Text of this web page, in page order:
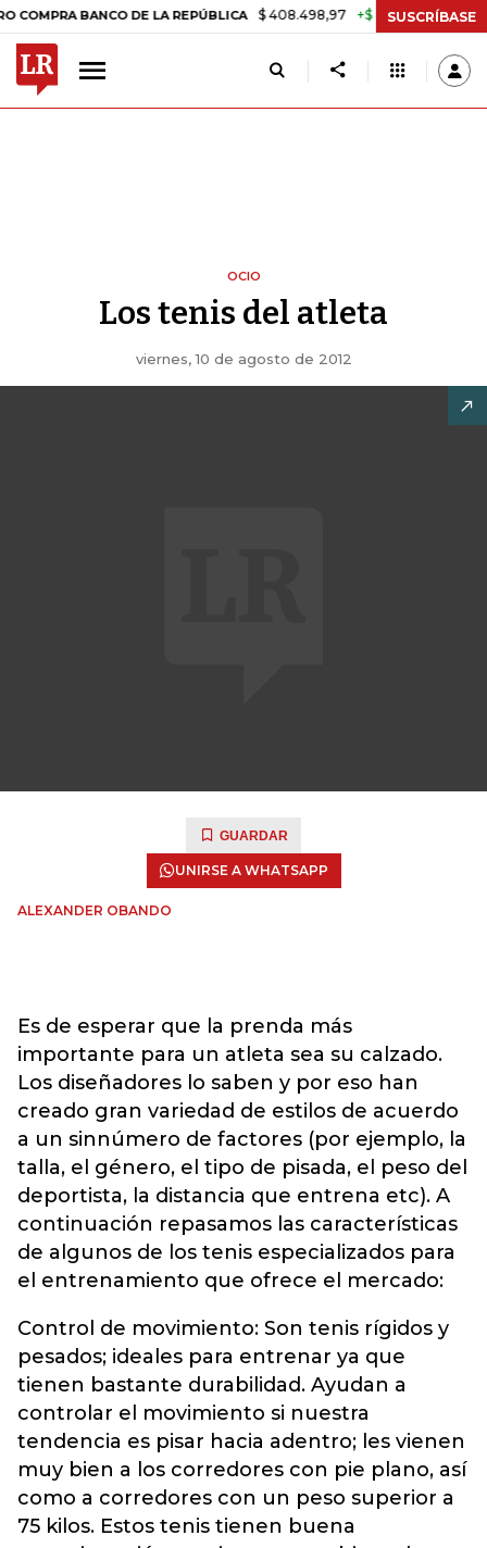
BANCO DE LA REPÚBLICA $ 408.498,97 +$ 8.753,81 +2,19%
SUSCRÍBASE
OCIO
Los tenis del atleta
viernes, 10 de agosto de 2012
GUARDAR
UNIRSE A WHATSAPP
ALEXANDER OBANDO
Es de esperar que la prenda más
importante para un atleta sea su calzado.
Los diseñadores lo saben y por eso han
creado gran variedad de estilos de acuerdo
a un sinnúmero de factores (por ejemplo, la
talla, el género, el tipo de pisada, el peso del
deportista, la distancia que entrena etc). A
continuación repasamos las características
de algunos de los tenis especializados para
el entrenamiento que ofrece el mercado:
Control de movimiento: Son tenis rígidos y
pesados; ideales para entrenar ya que
tienen bastante durabilidad. Ayudan a
controlar el movimiento si nuestra
tendencia es pisar hacia adentro; les vienen
muy bien a los corredores con pie plano, así
como a corredores con un peso superior a
75 kilos. Estos tenis tienen buena